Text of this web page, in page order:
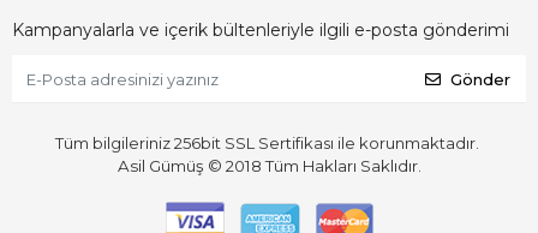
Kampanyalarla ve içerik bültenleriyle ilgili e-posta gönderimi
Gönder
Tüm bilgileriniz 256bit SSL Sertifikası ile korunmaktadır.
Asil Gümüş © 2018Tüm Hakları Saklıdır.